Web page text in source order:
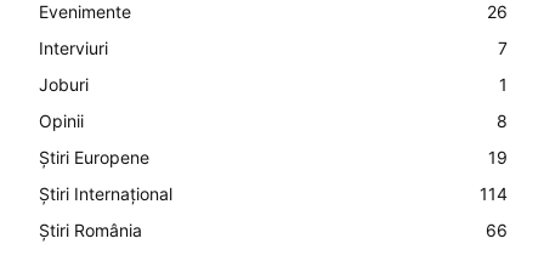
Evenimente
26
Interviuri
7
Joburi
1
Opinii
8
Știri Europene
19
Știri Internațional
114
Știri România
66